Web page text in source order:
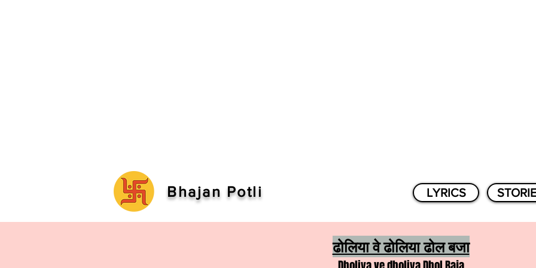
Bhajan Potli LYRICS
ढोलिया वे ढोलिया ढोल बजा